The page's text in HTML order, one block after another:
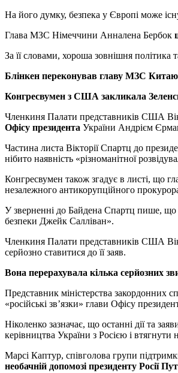
На його думку, безпека у Європі може
Глава МЗС Німеччини Анналена Бербок
За її словами, хороша зовнішня політика
Блінкен переконував главу МЗС Китаю
Конгресвумен з США закликала
Членкиня Палати представників США
Офісу президента України Андрієм
Частина листа Вікторії Спартц до
нібито наявність «різноманітної
Конгресвумен також згадує в листі, що
незалежного антикорупційного
У зверненні до Байдена Спартц пише, що
безпеки Джейк Салліван».
Членкиня Палати представників США
серйозно ставитися до її заяв.
Вона перерахувала кілька серйозних
Представник міністерства закордонних
«російські зв’язки» глави Офісу
Ніколенко зазначає, що останні дії та
керівництва України з Росією і
Марсі Каптур, співголова групи
необачній допомозі президенту Росії